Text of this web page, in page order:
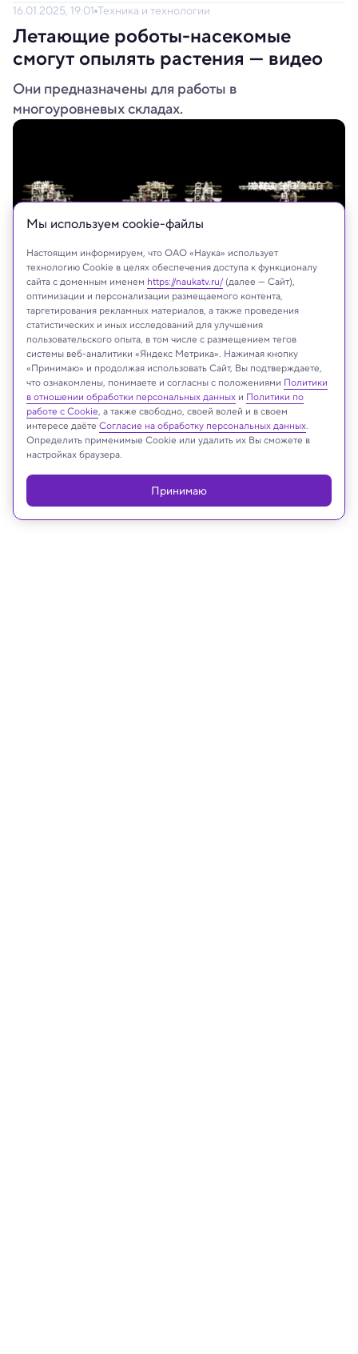
16.01.2025, 19:01 Техника и технологии
Летающие роботы-насекомые
смогут опылять растения — видео
Они предназначены для работы в
многоуровневых складах.
Massachusetts Institute of Technology
Реклама
Мы используем сookie-файлы
Принимаю
Настоящим информируем, что ОАО «Наука» использует
технологию Cookie в целях обеспечения доступа к функционалу
сайта с доменным именем https://naukatv.ru/(далее — Сайт),
оптимизации и персонализации размещаемого контента,
таргетирования рекламных материалов, а также проведения
статистических и иных исследований для улучшения
пользовательского опыта, в том числе с размещением тегов
системы веб-аналитики «Яндекс Метрика». Нажимая кнопку
«Принимаю» и продолжая использовать Сайт, Вы подтверждаете,
что ознакомлены, понимаете и согласны с положениями Политики
в отношении обработки персональных данных и Политики по
работе с Cookie, а также свободно, своей волей и в своем
интересе даёте Согласие на обработку персональных данных.
Определить применимые Cookie или удалить их Вы сможете в
настройках браузера.